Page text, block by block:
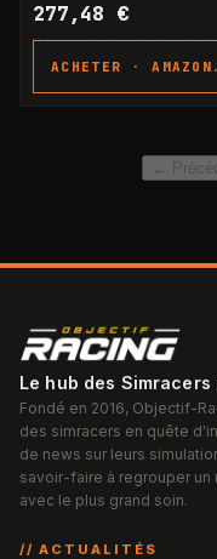
277,48 €
ACHETER ·
←
Le hub des Simracers
Fondé en 2016, Objectif-
des simracers en quête
de news sur leurs
savoir-faire à regrouper
avec le plus grand soin.
// ACTUALITÉS